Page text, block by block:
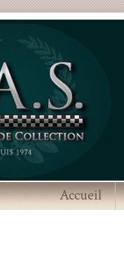
Accueil